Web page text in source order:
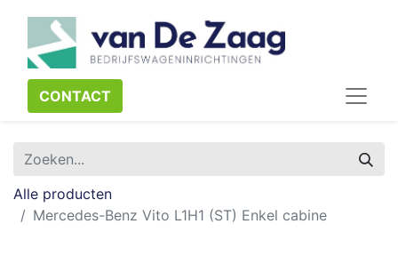
CONTACT​​​​
Alle producten
Mercedes-Benz Vito L1H1 (ST) Enkel cabine